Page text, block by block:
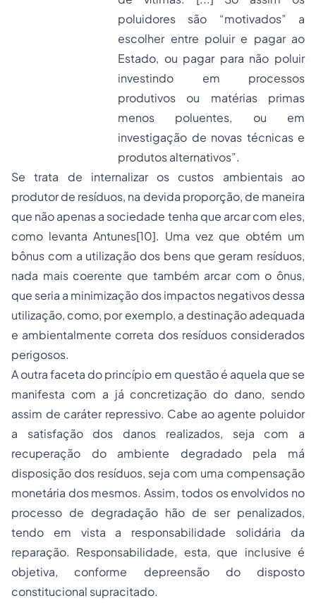
poluidores são “motivados” a
escolher entre poluir e pagar ao
Estado, ou pagar para não poluir
investindo em processos
produtivos ou matérias primas
menos poluentes, ou em
investigação de novas técnicas e
produtos alternativos”.
Se trata de internalizar os custos ambientais ao
produtor de resíduos, na devida proporção, de maneira
que não apenas a sociedade tenha que arcar com eles,
como levanta Antunes[10]. Uma vez que obtém um
bônus com a utilização dos bens que geram resíduos,
nada mais coerente que também arcar com o ônus,
que seria a minimização dos impactos negativos dessa
utilização, como, por exemplo, a destinação adequada
e ambientalmente correta dos resíduos considerados
perigosos.
A outra faceta do princípio em questão é aquela que se
manifesta com a já concretização do dano, sendo
assim de caráter repressivo. Cabe ao agente poluidor
a satisfação dos danos realizados, seja com a
recuperação do ambiente degradado pela má
disposição dos resíduos, seja com uma compensação
monetária dos mesmos. Assim, todos os envolvidos no
processo de degradação hão de ser penalizados,
tendo em vista a responsabilidade solidária da
reparação. Responsabilidade, esta, que inclusive é
objetiva, conforme depreensão do disposto
constitucional supracitado.